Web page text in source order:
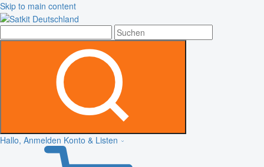
Skip to main content
Hallo, Anmelden Konto & Listen